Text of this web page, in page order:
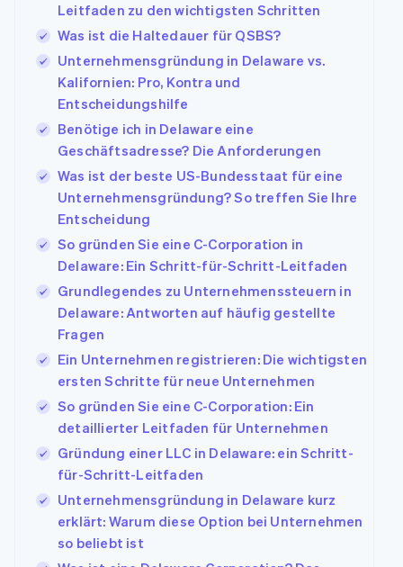
Leitfaden zu den wichtigsten Schritten
Was ist die Haltedauer für QSBS?
Unternehmensgründung in Delaware vs.
Kalifornien: Pro, Kontra und
Entscheidungshilfe
Benötige ich in Delaware eine
Geschäftsadresse? Die Anforderungen
Was ist der beste US-Bundesstaat für eine
Unternehmensgründung? So treffen Sie Ihre
Entscheidung
So gründen Sie eine C-Corporation in
Delaware: Ein Schritt-für-Schritt-Leitfaden
Grundlegendes zu Unternehmenssteuern in
Delaware: Antworten auf häufig gestellte
Fragen
Ein Unternehmen registrieren: Die wichtigsten
ersten Schritte für neue Unternehmen
So gründen Sie eine C-Corporation: Ein
detaillierter Leitfaden für Unternehmen
Gründung einer LLC in Delaware: ein Schritt-
für-Schritt-Leitfaden
Unternehmensgründung in Delaware kurz
erklärt: Warum diese Option bei Unternehmen
so beliebt ist